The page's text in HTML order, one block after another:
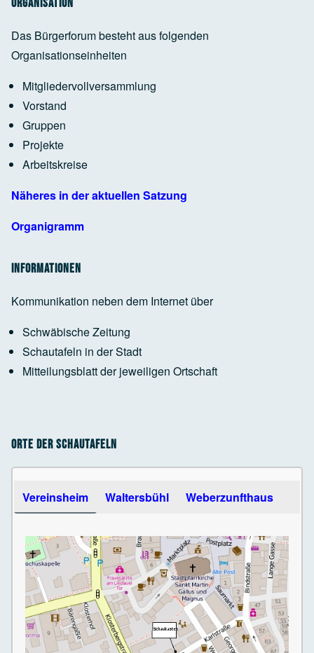
Google Maps Generator
Organisation
Das Bürgerforum besteht aus folgenden
Organisationseinheiten
Mitgliedervollversammlung
Vorstand
Gruppen
Projekte
Arbeitskreise
Näheres in der aktuellen Satzung
Organigramm
Informationen
Kommunikation neben dem Internet über
Schwäbische Zeitung
Schautafeln in der Stadt
Mitteilungsblatt der jeweiligen Ortschaft
Orte der Schautafeln
Use the arrow keys to navigate between tabs
Vereinsheim Waltersbühl Weberzunfthaus